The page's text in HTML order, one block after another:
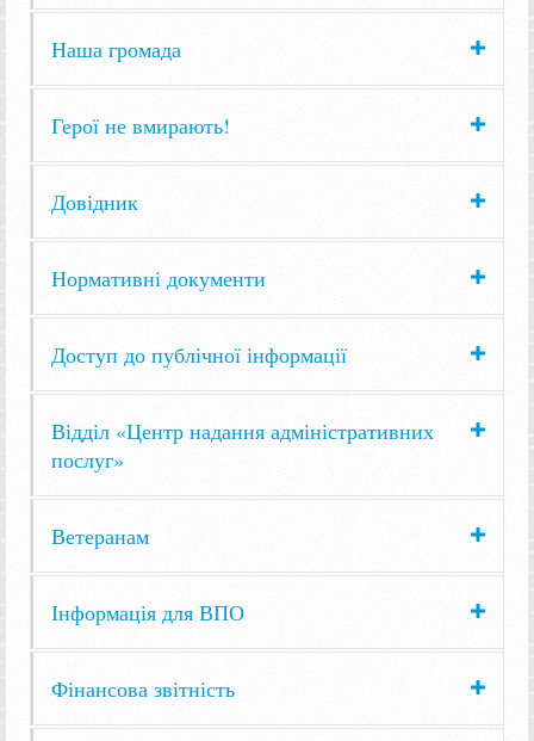
Наша громада
Герої не вмирають!
Довідник
Нормативні документи
Доступ до публічної інформації
Відділ «Центр надання адміністративних
послуг»
Ветеранам
Інформація для ВПО
Фінансова звітність